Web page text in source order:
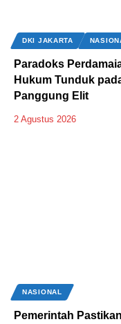
DKI JAKARTA
Paradoks
Hukum Tunduk
Panggung Elit
2 Agustus 2026
NASIONAL
Pemerintah